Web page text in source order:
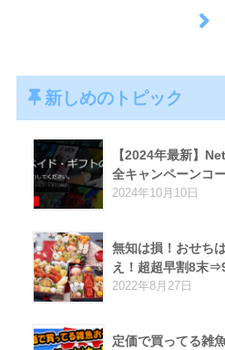
新しめのトピック
【2024年最新】
全キャンペーンコ
2024年10月10日
無知は損！おせち
え！超超早割8末
2022年8月27日
定価で買ってる雑